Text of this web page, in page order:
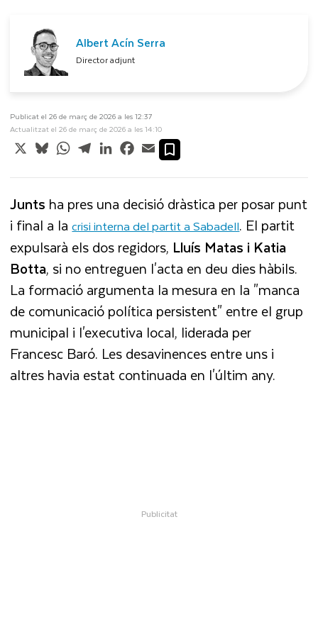
Albert Acín Serra
Director adjunt
Publicat el 26 de març de 2026 a les 12:37
Actualitzat el 26 de març de 2026 a les 14:10
X BlueskyWhatsApp
TelegramLinkedInFacebook
Email
Junts ha pres una decisió dràstica per posar punt
i final a lacrisi interna del partit a Sabadell. El partit
expulsarà els dos regidors, Lluís Matas i Katia
Botta, si no entreguen l'acta en deu dies hàbils.
La formació argumenta la mesura en la "manca
de comunicació política persistent" entre el grup
municipal i l'executiva local, liderada per
Francesc Baró. Les desavinences entre uns i
altres havia estat continuada en l'últim any.